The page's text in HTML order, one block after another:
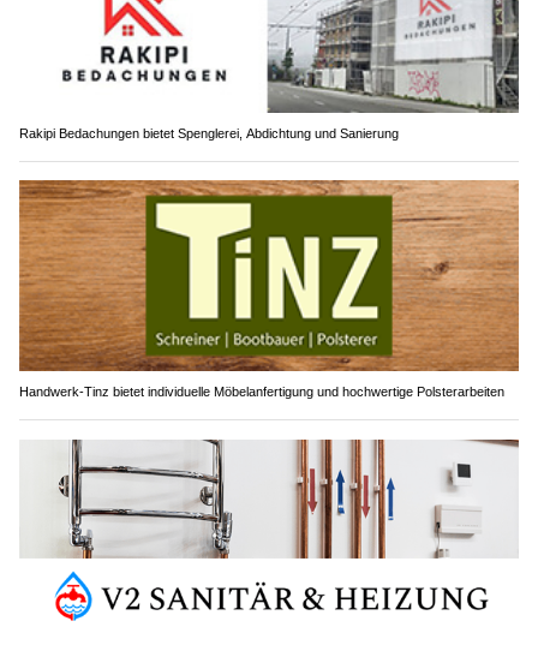
Rakipi Bedachungen bietet Spenglerei, Abdichtung und Sanierung
Handwerk-Tinz bietet individuelle Möbelanfertigung und hochwertige Polsterarbeiten